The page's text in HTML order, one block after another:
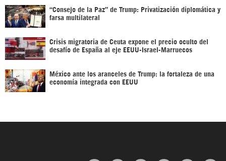
“Consejo de la Paz” de Trump: Privatización diplomática y
farsa multilateral
Crisis migratoria de Ceuta expone el precio oculto del
desafío de España al eje EEUU-Israel-Marruecos
México ante los aranceles de Trump: la fortaleza de una
economía integrada con EEUU